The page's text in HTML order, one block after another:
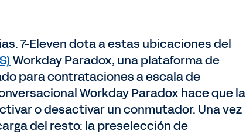
7-Eleven dota a estas ubicaciones del
Workday Paradox, una plataforma de
para contrataciones a escala de
Workday Paradox hace que la
o desactivar un conmutador. Una vez
del resto: la preselección de